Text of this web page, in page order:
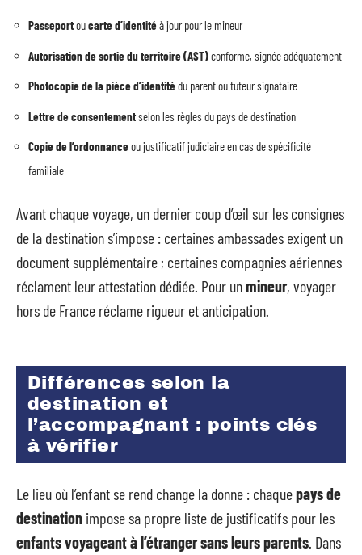
Passeportoucarte d’identitéà jour pour le mineur
Autorisation de sortie du territoire (AST)conforme, signée adéquatement
Photocopie de la pièce d’identitédu parent ou tuteur signataire
Lettre de consentementselon les règles du pays de destination
Copie de l’ordonnanceou justificatif judiciaire en cas de spécificité
familiale
Avant chaque voyage, un dernier coup d’œil sur les consignes
de la destination s’impose : certaines ambassades exigent un
document supplémentaire ; certaines compagnies aériennes
réclament leur attestation dédiée. Pour unmineur, voyager
hors de France réclame rigueur et anticipation.
Différences selon la
destination et
l’accompagnant : points clés
à vérifier
Le lieu où l’enfant se rend change la donne : chaquepays de
destination impose sa propre liste de justificatifs pour les
enfants voyageant à l’étranger sans leurs parents . Dans